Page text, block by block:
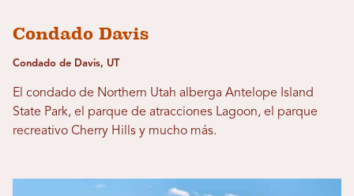
Condado Davis
Condado de Davis, UT
El condado de Northern Utah alberga Antelope Island
State Park, el parque de atracciones Lagoon, el parque
recreativo Cherry Hills y mucho más.